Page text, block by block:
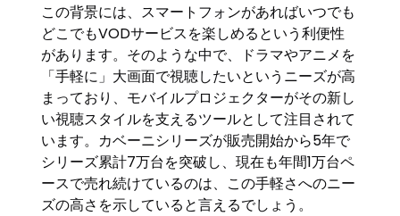
この背景には、スマートフォンがあればいつでも
どこでもVODサービスを楽しめるという利便性
があります。そのような中で、ドラマやアニメを
「手軽に」大画面で視聴したいというニーズが高
まっており、モバイルプロジェクターがその新し
い視聴スタイルを支えるツールとして注目されて
います。カベーニシリーズが販売開始から5年で
シリーズ累計7万台を突破し、現在も年間1万台ペ
ースで売れ続けているのは、この手軽さへのニー
ズの高さを示していると言えるでしょう。